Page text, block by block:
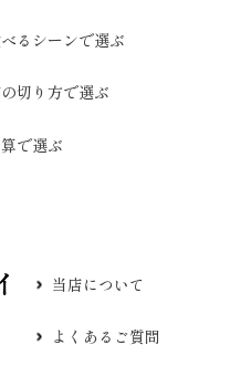
るシーンで選ぶ
切り方で選ぶ
で選ぶ
当店について
よくあるご質問